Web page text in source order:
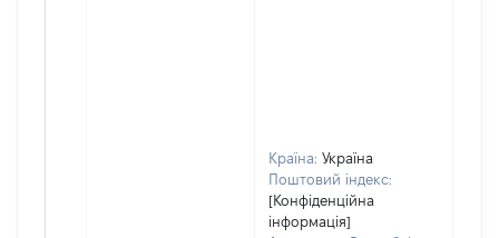
Країна: Україна
Поштовий індекс:
[Конфіденційна
інформація]